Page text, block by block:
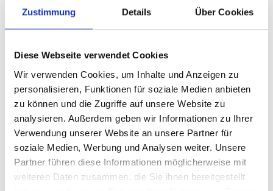
Zustimmung Details Über Cookies
Diese Webseite verwendet Cookies
Wir verwenden Cookies, um Inhalte und Anzeigen zu
personalisieren, Funktionen für soziale Medien anbieten
zu können und die Zugriffe auf unsere Website zu
analysieren. Außerdem geben wir Informationen zu Ihrer
Verwendung unserer Website an unsere Partner für
soziale Medien, Werbung und Analysen weiter. Unsere
Partner führen diese Informationen möglicherweise mit
weiteren Daten zusammen, die Sie ihnen bereitgestellt
Anfahrt Stuttgart - so finden Sie uns!
Anfahrt Karlsruhe - so finden Sie uns!